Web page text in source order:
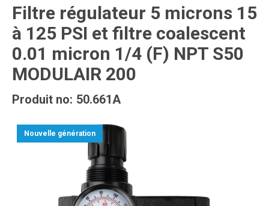
Filtre régulateur 5 microns 15
à 125 PSI et filtre coalescent
0.01 micron 1/4 (F) NPT S50
MODULAIR 200
Produit no: 50.661A
Nouvelle génération